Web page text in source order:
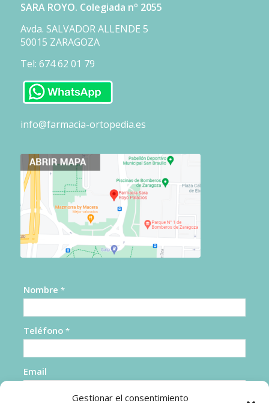
Gestionar el consentimiento
SARA ROYO. Colegiada nº 2055
Avda. SALVADOR ALLENDE 5
50015 ZARAGOZA
Tel: 674 62 01 79
info@farmacia-ortopedia.es
Nombre *
Teléfono *
Email